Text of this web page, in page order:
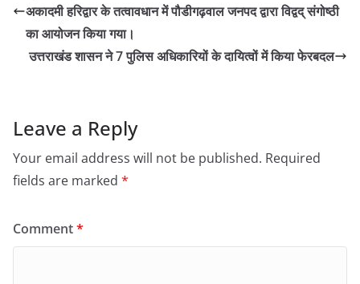
अकादमी हरिद्वार के तत्वावधान में पौडीगढ़वाल जनपद द्वारा विद्वद् संगोष्ठी
का आयोजन किया गया।
उत्तराखंड शासन ने 7 पुलिस अधिकारियों के दायित्वों में किया फेरबदल
Leave a Reply
Your email address will not be published. Required
fields are marked *
Comment*